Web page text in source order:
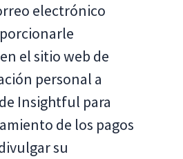
electrónico
el sitio web de
personal a
Insightful para
de los pagos
su